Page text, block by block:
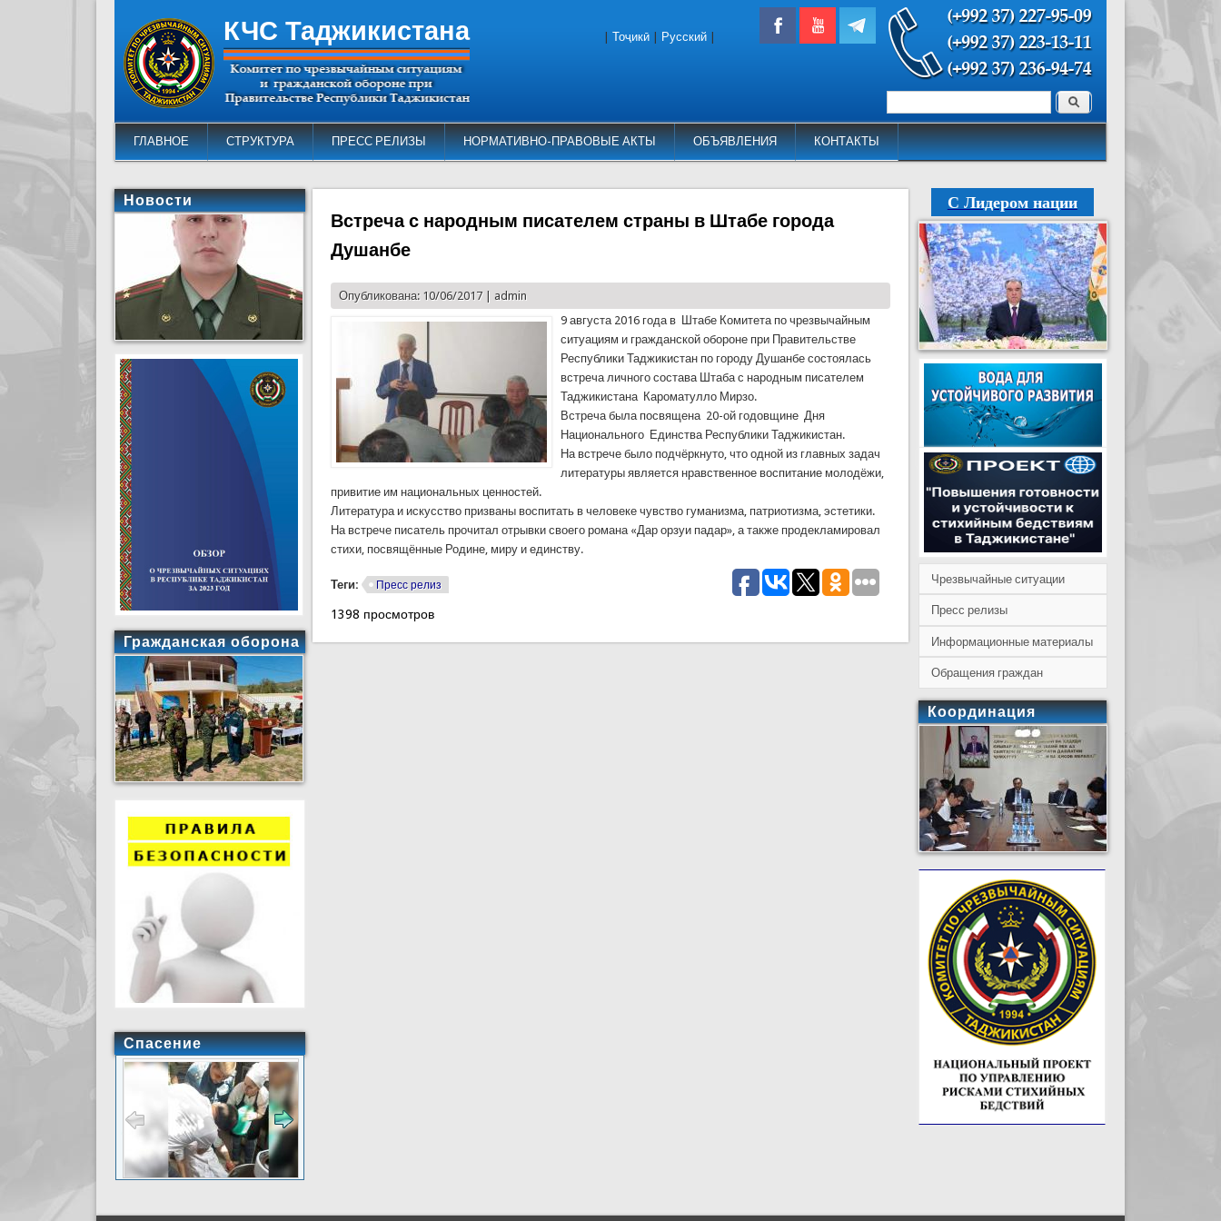
КЧС Таджикистана
ГЛАВНОЕ СТРУКТУРА ПРЕСС РЕЛИЗЫ НОРМАТИВНО-ПРАВОВЫЕ АКТЫ ОБЪЯВЛЕНИЯ КОНТАКТЫ
Форма поиска Поиск
Тоҷикӣ Русский
Встреча с народным писателем страны в Штабе города
Душанбе
Опубликована: 10/06/2017 | admin
9 августа 2016 года в Штабе Комитета по чрезвычайным
ситуациям и гражданской обороне при Правительстве
Республики Таджикистан по городу Душанбе состоялась
встреча личного состава Штаба с народным писателем
Таджикистана Кароматулло Мирзо.
Встреча была посвящена 20-ой годовщине Дня
Национального Единства Республики Таджикистан.
На встрече было подчёркнуто, что одной из главных задач
литературы является нравственное воспитание молодёжи,
привитие им национальных ценностей.
Литература и искусство призваны воспитать в человеке чувство гуманизма, патриотизма, эстетики.
На встрече писатель прочитал отрывки своего романа «Дар орзуи падар», а также продекламировал
стихи, посвящённые Родине, миру и единству.
Теги: Пресс релиз
1398 просмотров
Новости
Гражданская оборона
Спасение
С Лидером нации
Чрезвычайные ситуации
Пресс релизы
Информационные материалы
Обращения граждан
Координация